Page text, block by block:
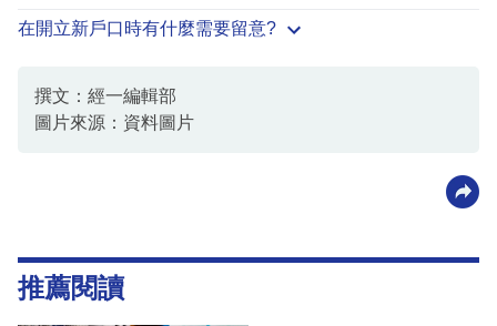
在開立新戶口時有什麼需要留意?
撰文：經一編輯部
圖片來源：資料圖片
推薦閱讀